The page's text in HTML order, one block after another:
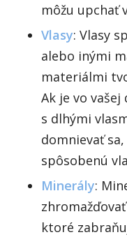
môžu upchať
Vlasy: Vlasy
alebo inými
materiálmi
Ak je vo
s dlhými
domnievať
spôsobenú
Minerály:
ktoré